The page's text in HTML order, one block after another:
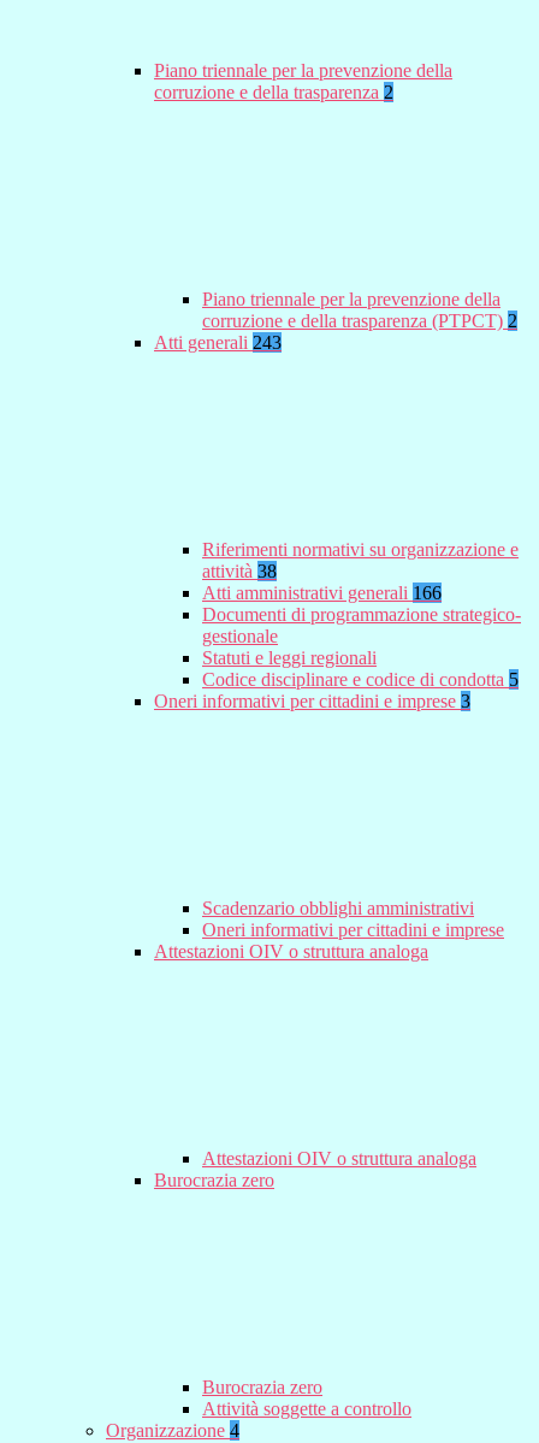
Piano triennale per la prevenzione della
corruzione e della trasparenza 2
Piano triennale per la prevenzione della
corruzione e della trasparenza (PTPCT) 2
Atti generali 243
Riferimenti normativi su organizzazione e
attività 38
Atti amministrativi generali 166
Documenti di programmazione strategico-
gestionale
Statuti e leggi regionali
Codice disciplinare e codice di condotta 5
Oneri informativi per cittadini e imprese 3
Scadenzario obblighi amministrativi
Oneri informativi per cittadini e imprese
Attestazioni OIV o struttura analoga
Attestazioni OIV o struttura analoga
Burocrazia zero
Burocrazia zero
Attività soggette a controllo
Organizzazione 4